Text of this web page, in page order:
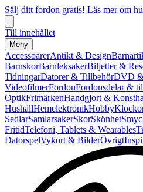
Sälj ditt fordon gratis! Läs mer om
Till innehållet
Meny
AccessoarerAntikt & Design
BarnskorBarnleksakerBiljetter &
TidningarDatorer & TillbehörDVD
VideofilmerFordonFordonsdelar &
OptikFrimärkenHandgjort &
HushållHemelektronikHobby
SedlarSamlarsakerSkorSkönhet
FritidTelefoni, Tablets & Wearables
DatorspelVykort & BilderÖvrigt